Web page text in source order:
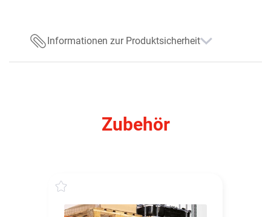
Informationen zur Produktsicherheit
Zubehör